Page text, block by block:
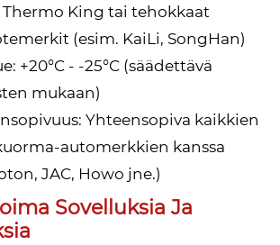
Thermo King tai tehokkaat
(esim. KaiLi, SongHan)
+20°C - -25°C (säädettävä
mukaan)
Yhteensopiva kaikkien
automerkkien kanssa
JAC, Howo jne.)
Sovelluksia Ja